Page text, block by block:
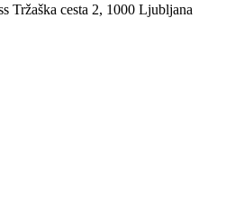
Tržaška cesta 2, 1000 Ljubljana